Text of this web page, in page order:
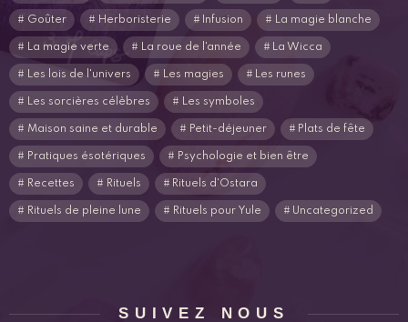
Goûter Herboristerie Infusion La magie blanche
La magie verte La roue de l'année La Wicca
Les lois de l'univers Les magies Les runes
Les sorcières célèbres Les symboles
Maison saine et durable Petit-déjeuner Plats de fête
Pratiques ésotériques Psychologie et bien être
Recettes Rituels Rituels d'Ostara
Rituels de pleine lune Rituels pour Yule Uncategorized
SUIVEZ NOUS